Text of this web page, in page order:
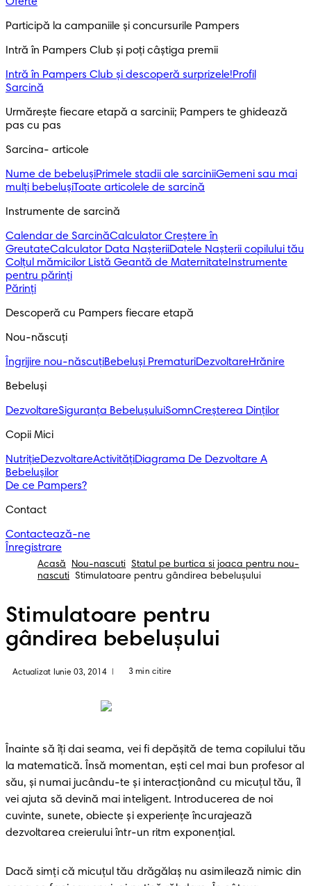
Participă la campaniile și concursurile Pampers
Intră în Pampers Club și poți câștiga premii
Intră în Pampers Club și descoperă surprizele!​Profil
Sarcină
Urmărește fiecare etapă a sarcinii; Pampers te ghidează
pas cu pas
Sarcina- articole
Nume de bebelușiPrimele stadii ale sarciniiGemeni sau mai
mulți bebelușiToate articolele de sarcină
Instrumente de sarcină
Calendar de SarcinăCalculator Creștere în
GreutateCalculator Data NașteriiDatele Nașterii copilului tău
Colțul mămicilor Listă Geantă de Maternitate Instrumente
pentru părinți
Părinți
Descoperă cu Pampers fiecare etapă
Nou-născuți
Îngrijire nou-născuțiBebeluși PrematuriDezvoltareHrănire
Bebeluși
DezvoltareSiguranța BebelușuluiSomnCreșterea Dinților
Copii Mici
NutrițieDezvoltareActivitățiDiagrama De Dezvoltare A
Bebelușilor
De ce Pampers?
Contact
Contactează-ne
Înregistrare
Acasă Nou-nascuti
Statul pe burtica si joaca pentru nou-
nascuti
Stimulatoare pentru gândirea bebeluşului
Stimulatoare pentru
gândirea bebeluşului
Actualizat Iunie 03, 2014 3 min citire
Înainte să îţi dai seama, vei fi depăşită de tema copilului tău
la matematică. Însă momentan, eşti cel mai bun profesor al
său, şi numai jucându-te şi interacţionând cu micuţul tău, îl
vei ajuta să devină mai inteligent. Introducerea de noi
cuvinte, sunete, obiecte şi experienţe încurajează
dezvoltarea creierului într-un ritm exponenţial.
Dacă simţi că micuţul tău drăgălaş nu asimilează nimic din